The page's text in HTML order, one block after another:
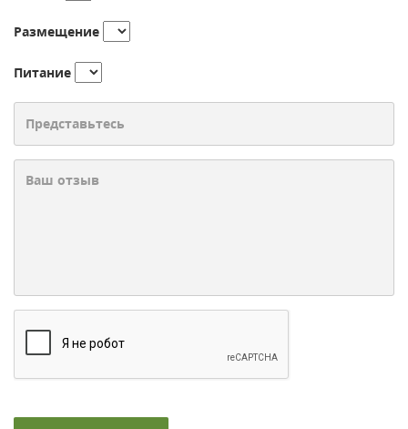
Размещение
Питание